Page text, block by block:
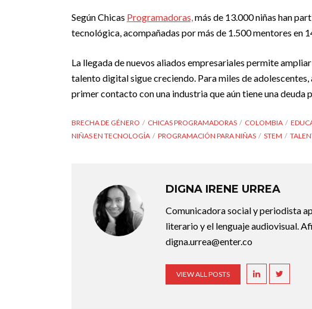
Según Chicas Programadoras,más de 13.000 niñas han
tecnológica, acompañadas por más de 1.500 mentores en
La llegada de nuevos aliados empresariales permite
talento digital sigue creciendo. Para miles de
primer contacto con una industria que aún tiene una
BRECHA DE GÉNERO CHICAS PROGRAMADORAS COLOMBIA
NIÑAS EN TECNOLOGÍA
PROGRAMACIÓN PARA NIÑAS STEM
DIGNA IRENE URREA
Comunicadora social y periodista
literario y el lenguaje audiovisual.
digna.urrea@enter.co
VIEW ALL POSTS